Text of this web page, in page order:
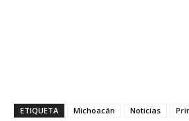
ETIQUETA Michoacán Noticias